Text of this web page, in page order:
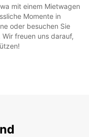
mit einem Mietwagen
Momente in
oder besuchen Sie
freuen uns darauf,